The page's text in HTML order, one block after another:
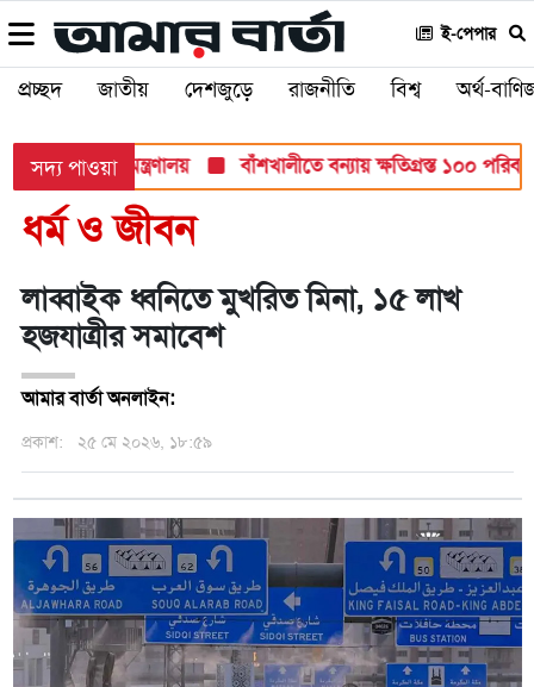
ই-পেপার
প্রচ্ছদ জাতীয় দেশজুড়ে রাজনীতি বিশ্ব অর্থ-
সদ্য পাওয়া
শিক্ষা মন্ত্রণালয় বাঁশখালীতে বন্যায় ক্ষতিগ্রস্ত ১০০
ধর্ম ও জীবন
লাব্বাইক ধ্বনিতে মুখরিত মিনা, ১৫ লাখ
হজযাত্রীর সমাবেশ
আমার বার্তা অনলাইন:
প্রকাশ: ২৫ মে ২০২৬, ১৮:৫৯